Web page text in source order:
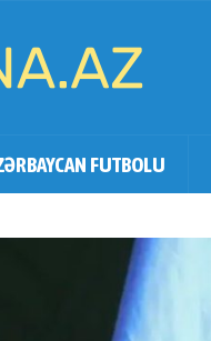
FUTBOLU